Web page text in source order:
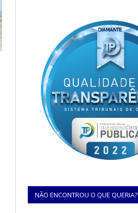
NÃO ENCONTROU O QUE QUERIA?